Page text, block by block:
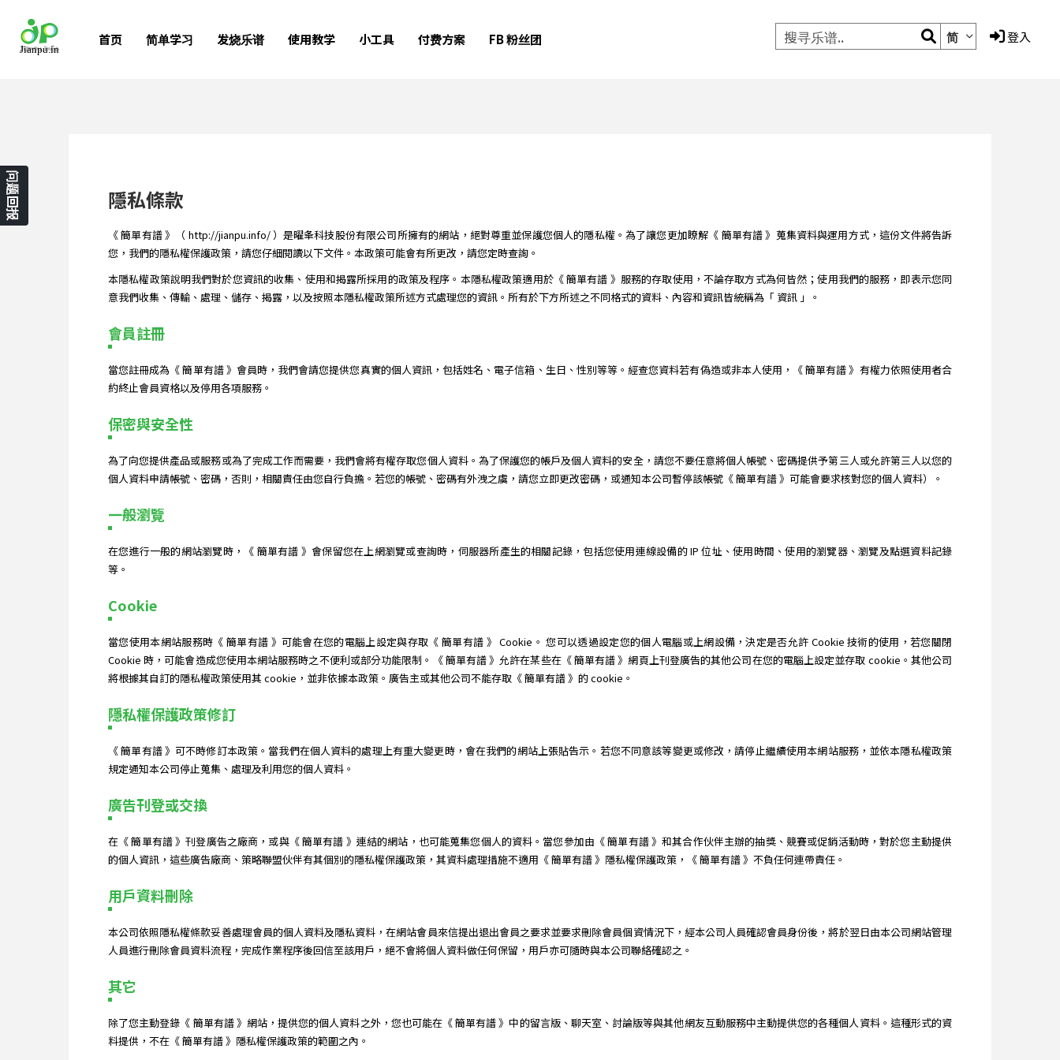
首页 简单学习 发烧乐谱 使用教学 小工具 付费方案 FB 粉丝团 简 登入
隱私條款
《 簡單有譜 》（ http://jianpu.info/ ）是曜夆科技股份有限公司所擁有的網站，絕對尊重並保護您個人的隱私權。為了讓您更加瞭解《 簡單有譜 》蒐集資料與運用方式，這份文件將告訴
您，我們的隱私權保護政策，請您仔細閱讀以下文件。本政策可能會有所更改，請您定時查詢。
本隱私權政策說明我們對於您資訊的收集、使用和揭露所採用的政策及程序。本隱私權政策適用於《 簡單有譜 》服務的存取使用，不論存取方式為何皆然；使用我們的服務，即表示您同
意我們收集、傳輸、處理、儲存、揭露，以及按照本隱私權政策所述方式處理您的資訊。所有於下方所述之不同格式的資料、內容和資訊皆統稱為「 資訊 」。
會員註冊
當您註冊成為《 簡單有譜 》會員時，我們會請您提供您真實的個人資訊，包括姓名、電子信箱、生日、性別等等。經查您資料若有偽造或非本人使用，《 簡單有譜 》有權力依照使用者合
約終止會員資格以及停用各項服務。
保密與安全性
為了向您提供產品或服務或為了完成工作而需要，我們會將有權存取您個人資料。為了保護您的帳戶及個人資料的安全，請您不要任意將個人帳號、密碼提供予第三人或允許第三人以您的
個人資料申請帳號、密碼，否則，相關責任由您自行負擔。若您的帳號、密碼有外洩之虞，請您立即更改密碼，或通知本公司暫停該帳號《 簡單有譜 》可能會要求核對您的個人資料）。
一般瀏覽
在您進行一般的網站瀏覽時，《 簡單有譜 》會保留您在上網瀏覽或查詢時，伺服器所產生的相關記錄，包括您使用連線設備的 IP 位址、使用時間、使用的瀏覽器、瀏覽及點選資料記錄
等。
Cookie
當您使用本網站服務時《 簡單有譜 》可能會在您的電腦上設定與存取《 簡單有譜 》 Cookie。 您可以透過設定您的個人電腦或上網設備，決定是否允許 Cookie 技術的使用，若您關閉
Cookie 時，可能會造成您使用本網站服務時之不便利或部分功能限制。《 簡單有譜 》允許在某些在《 簡單有譜 》網頁上刊登廣告的其他公司在您的電腦上設定並存取 cookie。其他公司
將根據其自訂的隱私權政策使用其 cookie，並非依據本政策。廣告主或其他公司不能存取《 簡單有譜 》的 cookie。
隱私權保護政策修訂
《 簡單有譜 》可不時修訂本政策。當我們在個人資料的處理上有重大變更時，會在我們的網站上張貼告示。若您不同意該等變更或修改，請停止繼續使用本網站服務，並依本隱私權政策
規定通知本公司停止蒐集、處理及利用您的個人資料。
廣告刊登或交換
在《 簡單有譜 》刊登廣告之廠商，或與《 簡單有譜 》連結的網站，也可能蒐集您個人的資料。當您參加由《 簡單有譜 》和其合作伙伴主辦的抽獎、競賽或促銷活動時，對於您主動提供
的個人資訊，這些廣告廠商、策略聯盟伙伴有其個別的隱私權保護政策，其資料處理措施不適用《 簡單有譜 》隱私權保護政策，《 簡單有譜 》不負任何連帶責任。
用戶資料刪除
本公司依照隱私權條款妥善處理會員的個人資料及隱私資料，在網站會員來信提出退出會員之要求並要求刪除會員個資情況下，經本公司人員確認會員身份後，將於翌日由本公司網站管理
人員進行刪除會員資料流程，完成作業程序後回信至該用戶，絕不會將個人資料做任何保留，用戶亦可隨時與本公司聯絡確認之。
其它
除了您主動登錄《 簡單有譜 》網站，提供您的個人資料之外，您也可能在《 簡單有譜 》中的留言版、聊天室、討論版等與其他網友互動服務中主動提供您的各種個人資料。這種形式的資
料提供，不在《 簡單有譜 》隱私權保護政策的範圍之內。
问题回报